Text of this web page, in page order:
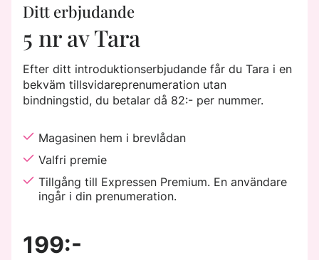
Ditt erbjudande
5 nr av Tara
Efter ditt introduktionserbjudande får du Tara i en
bekväm tillsvidareprenumeration utan
bindningstid, du betalar då 82:- per nummer.
Magasinen hem i brevlådan
Valfri premie
Tillgång till Expressen Premium. En användare
ingår i din prenumeration.
199:-